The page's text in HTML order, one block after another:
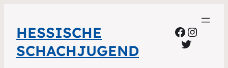
HESSISCHE
SCHACHJUGEND
Twitter